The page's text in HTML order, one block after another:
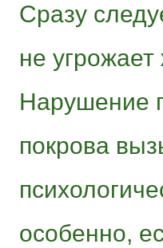
Сразу
не
Нарушение
покрова
особенно,